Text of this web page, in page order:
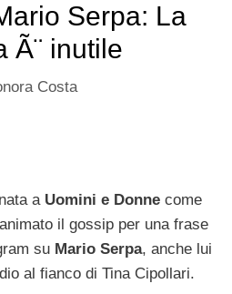
Serpa: La
Ã¨ inutile
Costa
a Uomini e Donne come
il gossip per una frase
su Mario Serpa, anche lui
al fianco di Tina Cipollari.